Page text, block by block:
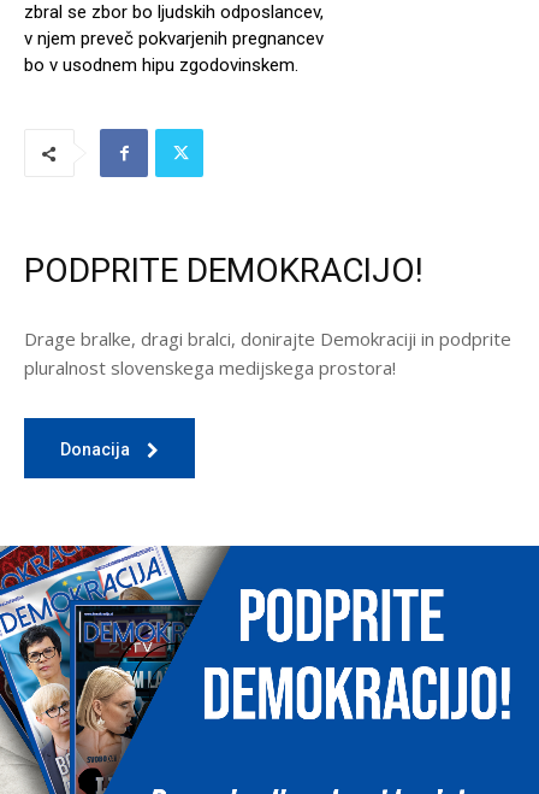
zbral se zbor bo ljudskih odposlancev,
v njem preveč pokvarjenih pregnancev
bo v usodnem hipu zgodovinskem.
PODPRITE DEMOKRACIJO!
Drage bralke, dragi bralci, donirajte Demokraciji in podprite
pluralnost slovenskega medijskega prostora!
Donacija